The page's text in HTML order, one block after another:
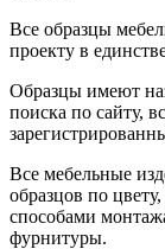
Все образцы
проекту в
Образцы имеют
поиска по сайту,
Все мебельные
образцов по
способами
фурнитуры.